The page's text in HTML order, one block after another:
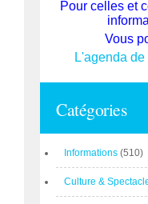
Pour celles et
Vous
L'agenda
Catégories
Informations (510)
Culture &